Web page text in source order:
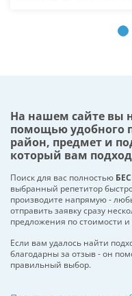
На нашем сайте вы
помощью удобного
район, предмет и
который вам
Поиск для вас полностью
выбранный репетитор
производите напрямую -
отправить заявку сразу
предложения по стоимости и
Если вам удалось найти
благодарны за отзыв - он
правильный выбор.